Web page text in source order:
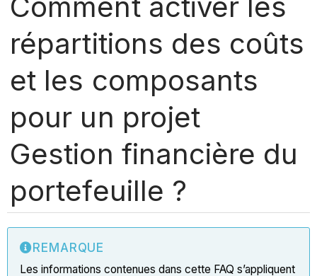
répartitions des coûts
et les composants
pour un projet
Gestion financière du
portefeuille ?
REMARQUE
Les informations contenues dans cette FAQ s’appliquent